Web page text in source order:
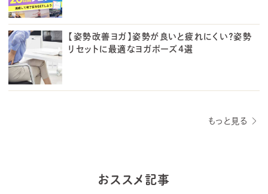
【姿勢改善ヨガ】姿勢が良いと疲れにくい？姿勢
リセットに最適なヨガポーズ4選
もっと見る
おススメ記事